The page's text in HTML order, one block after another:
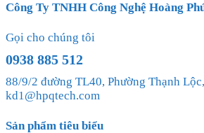
Công Ty TNHH Công Nghệ Hoàng
Gọi cho chúng tôi
0938 885 512
88/9/2 đường TL40, Phường Thạnh
kd1@hpqtech.com
Sản phẩm tiêu biểu